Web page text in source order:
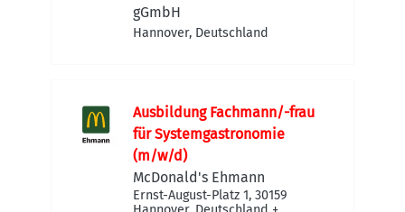
gGmbH
Hannover, Deutschland
Ausbildung Fachmann/-frau
für Systemgastronomie
(m/w/d)
McDonald's Ehmann
Ernst-August-Platz 1, 30159